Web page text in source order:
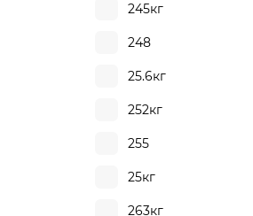
245кг
248
25.6кг
252кг
255
25кг
263кг